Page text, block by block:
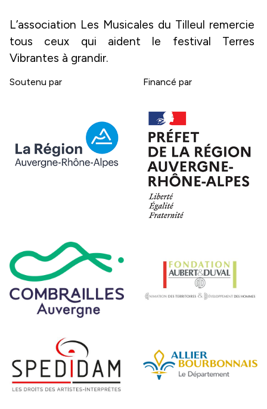
L’association Les Musicales du Tilleul remercie
tous ceux qui aident le festival Terres
Vibrantes à grandir.
Soutenu par Financé par